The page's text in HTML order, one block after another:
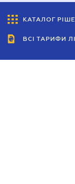
КАТАЛОГ
ВСІ ТАРИФИ